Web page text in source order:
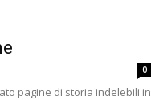
0
pagine di storia indelebili in